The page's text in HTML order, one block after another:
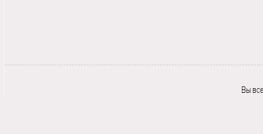
Вы